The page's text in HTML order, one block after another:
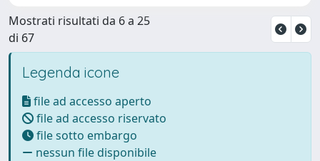
Mostrati risultati da 6 a 25
di 67
Legenda icone
file ad accesso aperto
file ad accesso riservato
file sotto embargo
nessun file disponibile